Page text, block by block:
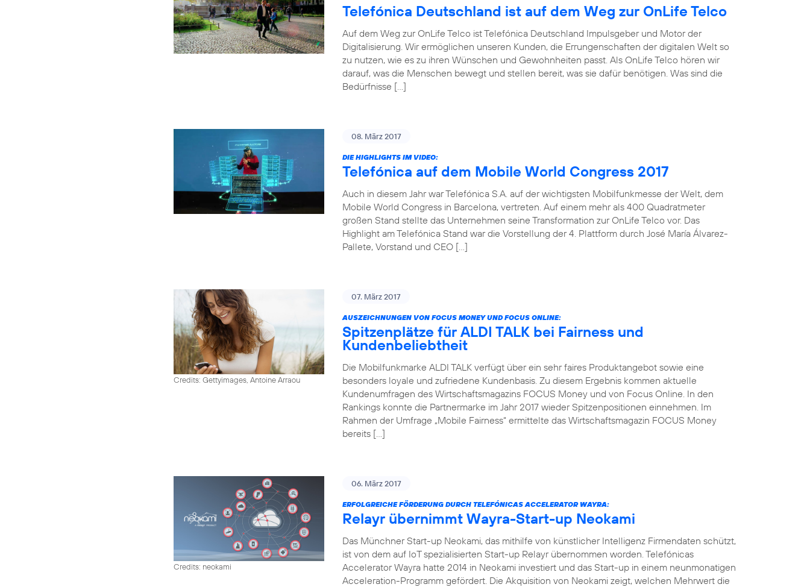
Telefónica Deutschland ist auf dem Weg zur OnLife Telco
Auf dem Weg zur OnLife Telco ist Telefónica Deutschland Impulsgeber und Motor der
Digitalisierung. Wir ermöglichen unseren Kunden, die Errungenschaften der digitalen Welt so
zu nutzen, wie es zu ihren Wünschen und Gewohnheiten passt. Als OnLife Telco hören wir
darauf, was die Menschen bewegt und stellen bereit, was sie dafür benötigen. Was sind die
Bedürfnisse […]
08. März 2017
DIE HIGHLIGHTS IM VIDEO:
Telefónica auf dem Mobile World Congress 2017
Auch in diesem Jahr war Telefónica S.A. auf der wichtigsten Mobilfunkmesse der Welt, dem
Mobile World Congress in Barcelona, vertreten. Auf einem mehr als 400 Quadratmeter
großen Stand stellte das Unternehmen seine Transformation zur OnLife Telco vor. Das
Highlight am Telefónica Stand war die Vorstellung der 4. Plattform durch José María Álvarez-
Pallete, Vorstand und CEO […]
Credits: Gettyimages, Antoine Arraou
07. März 2017
AUSZEICHNUNGEN VON FOCUS MONEY UND FOCUS ONLINE:
Spitzenplätze für ALDI TALK bei Fairness und
Kundenbeliebtheit
Die Mobilfunkmarke ALDI TALK verfügt über ein sehr faires Produktangebot sowie eine
besonders loyale und zufriedene Kundenbasis. Zu diesem Ergebnis kommen aktuelle
Kundenumfragen des Wirtschaftsmagazins FOCUS Money und von Focus Online. In den
Rankings konnte die Partnermarke im Jahr 2017 wieder Spitzenpositionen einnehmen. Im
Rahmen der Umfrage „Mobile Fairness“ ermittelte das Wirtschaftsmagazin FOCUS Money
bereits […]
Credits: neokami
06. März 2017
ERFOLGREICHE FÖRDERUNG DURCH TELEFÓNICAS ACCELERATOR WAYRA:
Relayr übernimmt Wayra-Start-up Neokami
Das Münchner Start-up Neokami, das mithilfe von künstlicher Intelligenz Firmendaten schützt,
ist von dem auf IoT spezialisierten Start-up Relayr übernommen worden. Telefónicas
Accelerator Wayra hatte 2014 in Neokami investiert und das Start-up in einem neunmonatigen
Acceleration-Programm gefördert. Die Akquisition von Neokami zeigt, welchen Mehrwert die